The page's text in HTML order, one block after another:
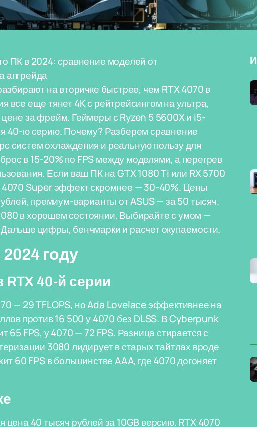
ПК в 2024: сравнение моделей от
апгрейда
на вторичке быстрее, чем RTX 4070 в
все еще тянет 4K с рейтрейсингом на ультра,
за фрейм. Геймеры с Ryzen 5 5600X и i5-
40-ю серию. Почему? Разберем сравнение
систем охлаждения и реальную пользу для
в 15-20% по FPS между моделями, а перегрев
Если ваш ПК на GTX 1080 Ti или RX 5700
4070 Super эффект скромнее — 30-40%. Цены
премиум-варианты от ASUS — за 50 тысяч.
в хорошем состоянии. Выбирайте с умом —
цифры, бенчмарки и расчет окупаемости.
году
40-й серии
— 29 TFLOPS, но Ada Lovelace эффективнее на
против 16 500 у 4070 без DLSS. В Cyberpunk
65 FPS, у 4070 — 72 FPS. Разница стирается с
3080 лидирует в старых тайтлах вроде
60 FPS в большинстве AAA, где 4070 догоняет
40 тысяч рублей за 10GB версию. RTX 4070